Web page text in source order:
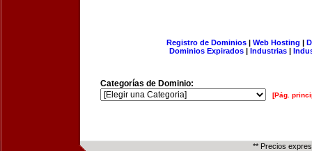
Registro de Dominios| Web Hosting |
Dominios Expirados | Industrias |
Categorías de Dominio:
[Pág.
** Precios